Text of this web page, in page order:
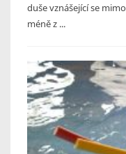
duše vznášející se
méně z ...